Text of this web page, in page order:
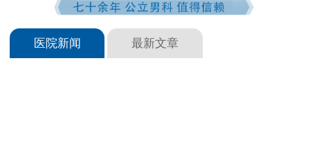
医院新闻 最新文章